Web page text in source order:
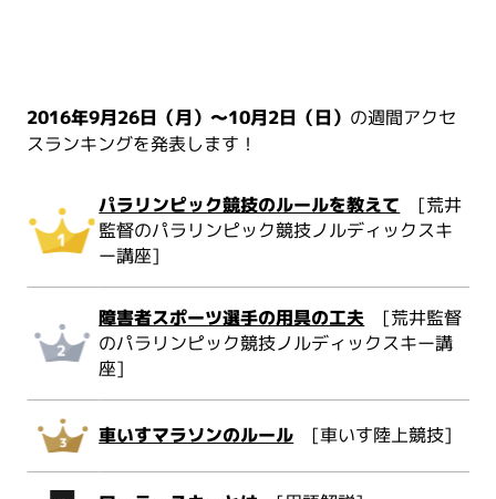
2016年9月26日（月）～10月2日（日） の週間アクセ
スランキングを発表します！
パラリンピック競技のルールを教えて [荒井
監督のパラリンピック競技ノルディックスキ
ー講座]
障害者スポーツ選手の用具の工夫 [荒井監督
のパラリンピック競技ノルディックスキー講
座]
車いすマラソンのルール [車いす陸上競技]